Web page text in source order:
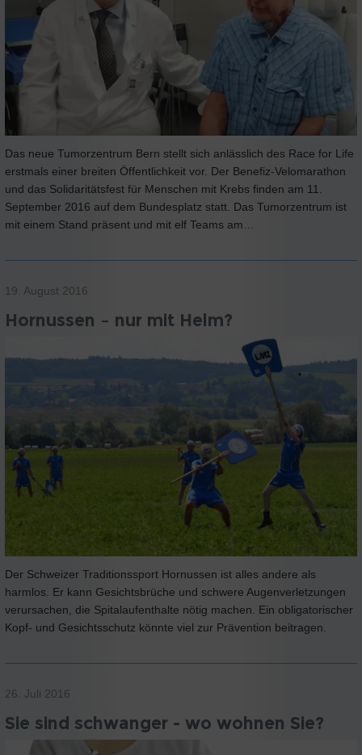
Das neue Tumorzentrum Bern stellt sich anlässlich des Race for Life
erstmals einer breiten Öffentlichkeit vor. Der Benefiz-Velomarathon
und das Solidaritätsfest für Menschen mit Krebs finden am 11.
September 2016 auf dem Bundesplatz statt. Das Tumorzentrum ist
mit einem Stand präsent und mit elf Teams am…
19. August 2016
Hornussen – nur mit Helm?
Der Schweizer Traditionssport Hornussen ist alles andere als
harmlos. Er kann Gesichtsbrüche und schwere Augenverletzungen
verursachen, die Spitalaufenthalte nötig machen. Ein obligatorischer
Kopf- und Gesichtsschutz könnte viel zur Prävention beitragen.
26. Juli 2016
Sie sind schwanger - wo wohnen Sie?